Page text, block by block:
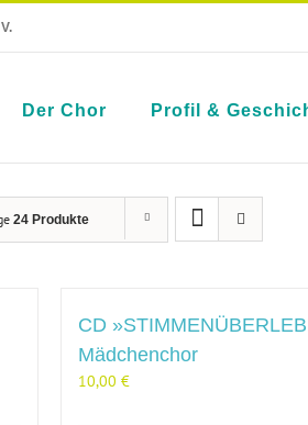
Der Chor Profil &
24 Produkte
CD
Mädchenchor
10,00€